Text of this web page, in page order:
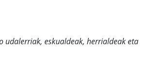
udalerriak, eskualdeak, herrialdeak eta